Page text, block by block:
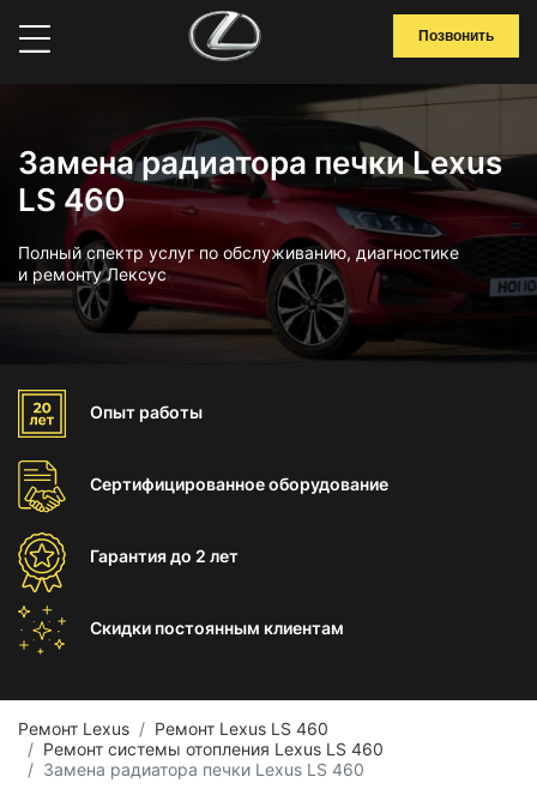
Позвонить
Замена радиатора печки Lexus
LS 460
Полный спектр услуг по обслуживанию, диагностике
и ремонту Лексус
Опыт работы
Сертифицированноеоборудование
Гарантиядо 2 лет
Скидки постоянным клиентам
Ремонт Lexus
Ремонт Lexus LS 460
Ремонт системы отопления Lexus LS 460
Замена радиатора печки Lexus LS 460